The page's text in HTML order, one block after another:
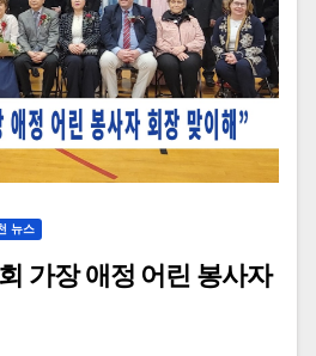
뉴스
가장 애정 어린 봉사자